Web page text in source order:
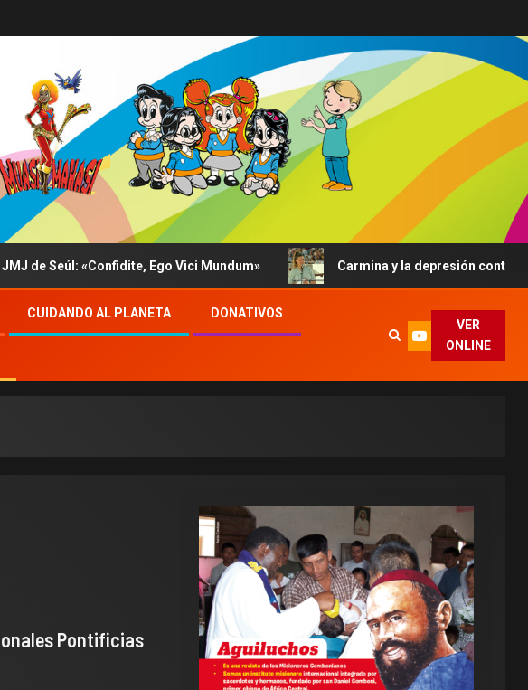
Seúl: «Confidite, Ego Vici Mundum» Carmina y la depresión contada al
CUIDANDO AL PLANETA DONATIVOS
VER
ONLINE
Pontificias